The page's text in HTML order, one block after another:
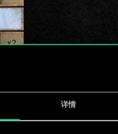
详情
x2